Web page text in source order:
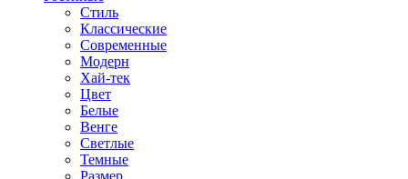
Стиль
Классические
Современные
Модерн
Хай-тек
Цвет
Белые
Венге
Светлые
Темные
Размер